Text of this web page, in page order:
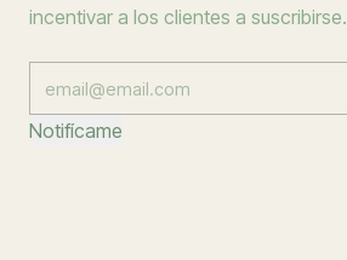
incentivar a los clientes a suscribirse.
Notifícame